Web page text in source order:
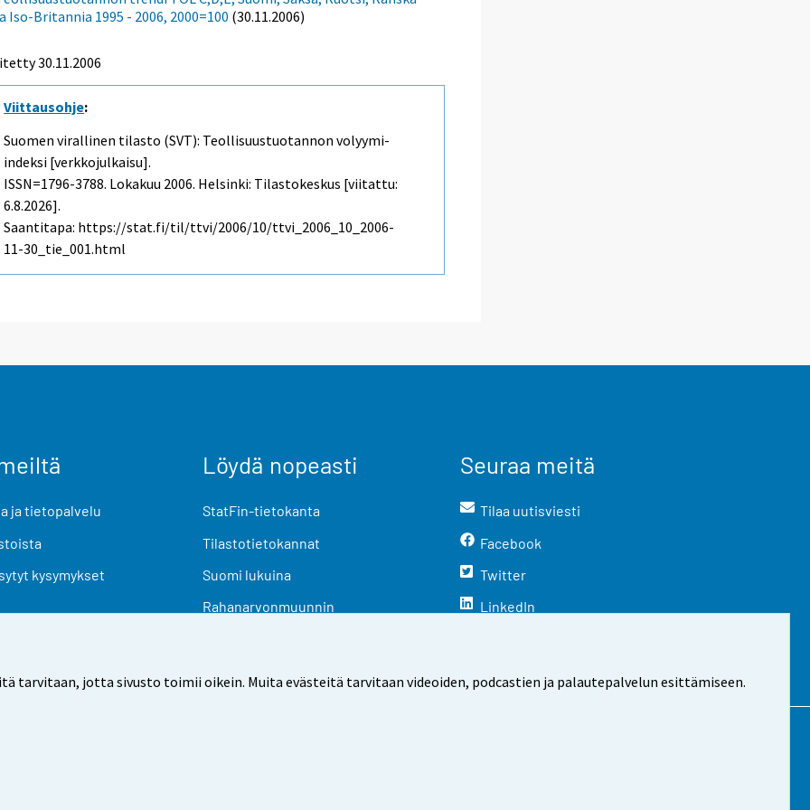
tarvitaan, jotta sivusto toimii oikein. Muita evästeitä tarvitaan videoiden, podcastien ja palautepalvelun esittämiseen.
Iso-Britannia 1995 - 2006, 2000=100 (30.11.2006)
30.11.2006
Viittausohje:
Suomen virallinen tilasto (SVT): Teollisuustuotannon volyymi-
indeksi [verkkojulkaisu].
ISSN=1796-3788. Lokakuu 2006. Helsinki: Tilastokeskus [viitattu:
6.8.2026].
Saantitapa: https://stat.fi/til/ttvi/2006/10/ttvi_2006_10_2006-
11-30_tie_001.html
ja tietopalvelu
kysymykset
Löydä nopeasti
StatFin-tietokanta
Tilastotietokannat
Suomi lukuina
Rahanarvonmuunnin
Seuraa meitä
Tilaa uutisviesti
Facebook
Twitter
LinkedIn